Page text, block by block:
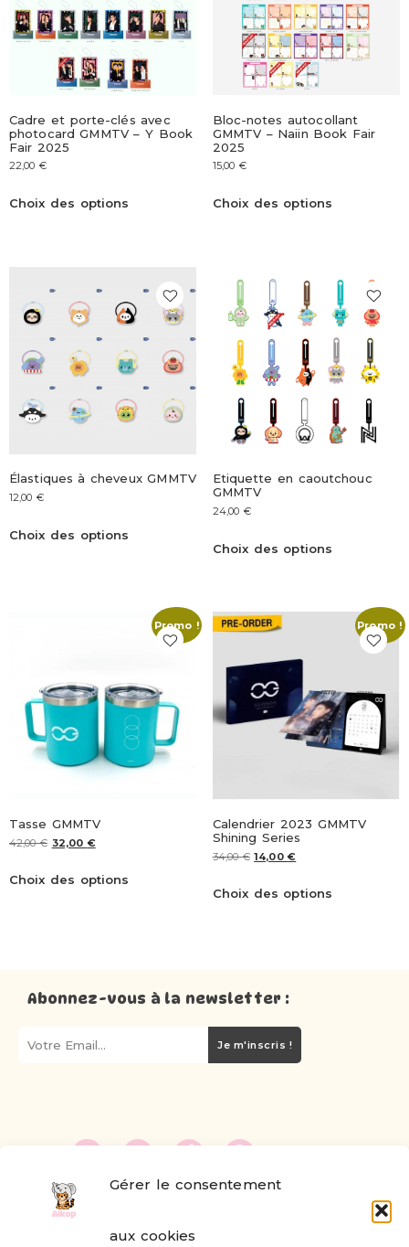
Gérer le consentement
aux cookies
Cadre et porte-clés avec
photocard GMMTV – Y Book
Fair 2025
22,00 €
Choix des options
Bloc-notes autocollant
GMMTV – Naiin Book Fair
2025
15,00 €
Choix des options
Élastiques à cheveux GMMTV
12,00 €
Choix des options
Etiquette en caoutchouc
GMMTV
24,00 €
Choix des options
Promo !
Tasse GMMTV
42,00€ 32,00 €
Choix des options
Promo !
Calendrier 2023 GMMTV
Shining Series
34,00€ 14,00€
Choix des options
Abonnez-vous à la newsletter :
Je m'inscris !